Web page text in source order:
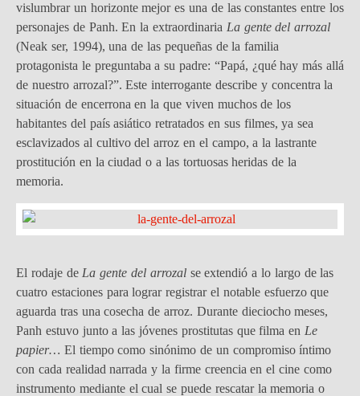
vislumbrar un horizonte mejor es una de las constantes entre los
personajes de Panh. En la extraordinaria La gente del arrozal
(Neak ser, 1994), una de las pequeñas de la familia
protagonista le preguntaba a su padre: “Papá, ¿qué hay más allá
de nuestro arrozal?”. Este interrogante describe y concentra la
situación de encerrona en la que viven muchos de los
habitantes del país asiático retratados en sus filmes, ya sea
esclavizados al cultivo del arroz en el campo, a la lastrante
prostitución en la ciudad o a las tortuosas heridas de la
memoria.
El rodaje de La gente del arrozalse extendió a lo largo de las
cuatro estaciones para lograr registrar el notable esfuerzo que
aguarda tras una cosecha de arroz. Durante dieciocho meses,
Panh estuvo junto a las jóvenes prostitutas que filma en Le
papier… El tiempo como sinónimo de un compromiso íntimo
con cada realidad narrada y la firme creencia en el cine como
instrumento mediante el cual se puede rescatar la memoria o